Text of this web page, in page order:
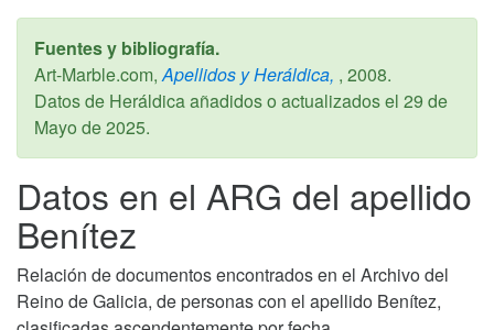
Fuentes y bibliografía.
Art-Marble.com, Apellidos y Heráldica, , 2008.
Datos de Heráldica añadidos o actualizados el 29 de
Mayo de 2025.
Datos en el ARG del apellido
Benítez
Relación de documentos encontrados en el Archivo del
Reino de Galicia, de personas con el apellido Benítez,